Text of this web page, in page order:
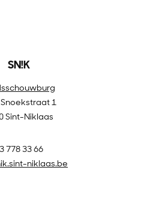
SN!K
1
Sint-Niklaas
778 33 66
niklaas.be